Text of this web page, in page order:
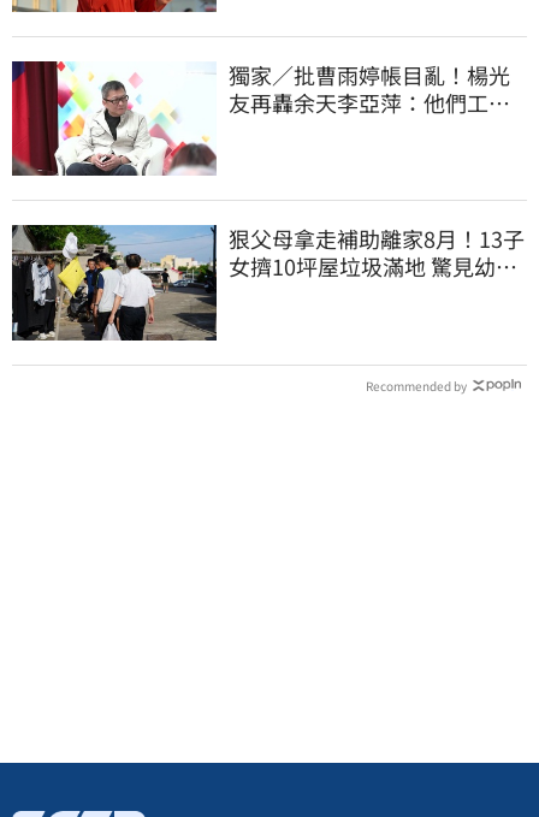
獨家／批曹雨婷帳目亂！楊光
友再轟余天李亞萍：他們工會
狠父母拿走補助離家8月！13子
女擠10坪屋垃圾滿地 驚見幼童
Recommended by